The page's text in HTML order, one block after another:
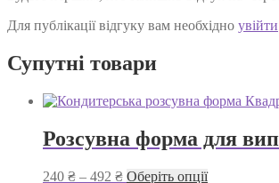
Для публікації відгуку вам необхідно увійти
Супутні товари
Розсувна форма для
240 ₴ – 492 ₴Діапазон
Оберіть опціїЦей